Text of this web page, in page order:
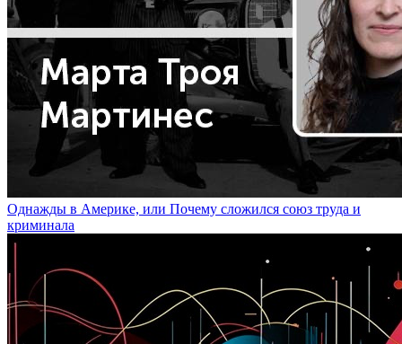
Однажды в Америке, или Почему сложился союз труда и
криминала